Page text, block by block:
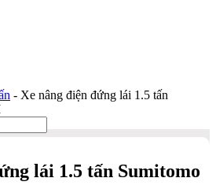
- Xe nâng điện đứng lái 1.5 tấn
lái 1.5 tấn Sumitomo